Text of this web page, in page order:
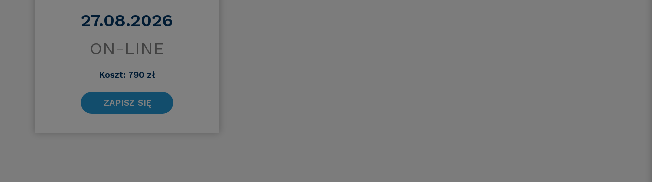
27.08.2026
ON-LINE
Koszt: 790 zł
ZAPISZ SIĘ